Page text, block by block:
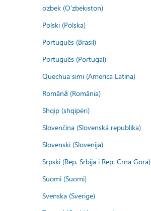
o'zbek (O'zbekiston)
Polski (Polska)
Português (Brasil)
Português (Portugal)
Quechua simi (America Latina)
Română (România)
Shqip (shqipëri)
Slovenčina (Slovenská republika)
Slovenski (Slovenija)
Srpski (Rep. Srbija i Rep. Crna Gora)
Suomi (Suomi)
Svenska (Sverige)